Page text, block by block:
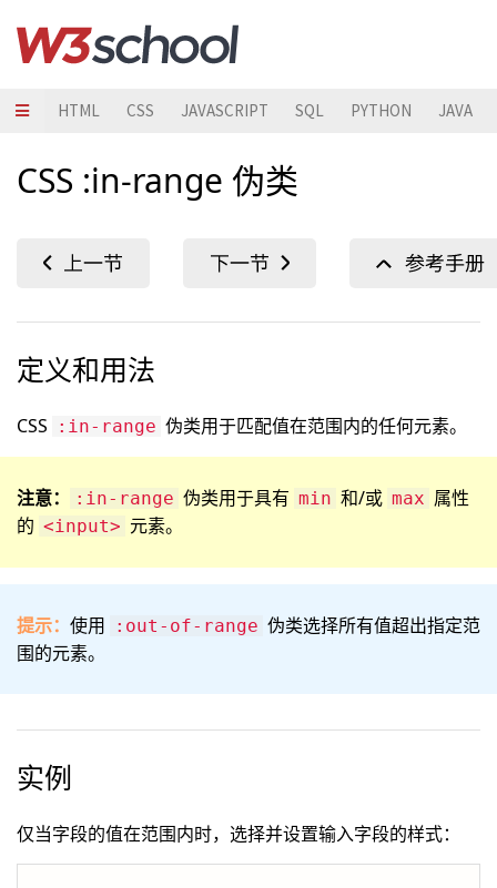
HTML CSS JAVASCRIPT SQL PYTHON JAVA
CSS :in-range 伪类
定义和用法
CSS :in-range 伪类用于匹配值在范围内的任何元素。
注意： :in-range 伪类用于具有 min 和/或 max 属性
的 <input> 元素。
提示： 使用 :out-of-range 伪类选择所有值超出指定范
围的元素。
实例
仅当字段的值在范围内时，选择并设置输入字段的样式：